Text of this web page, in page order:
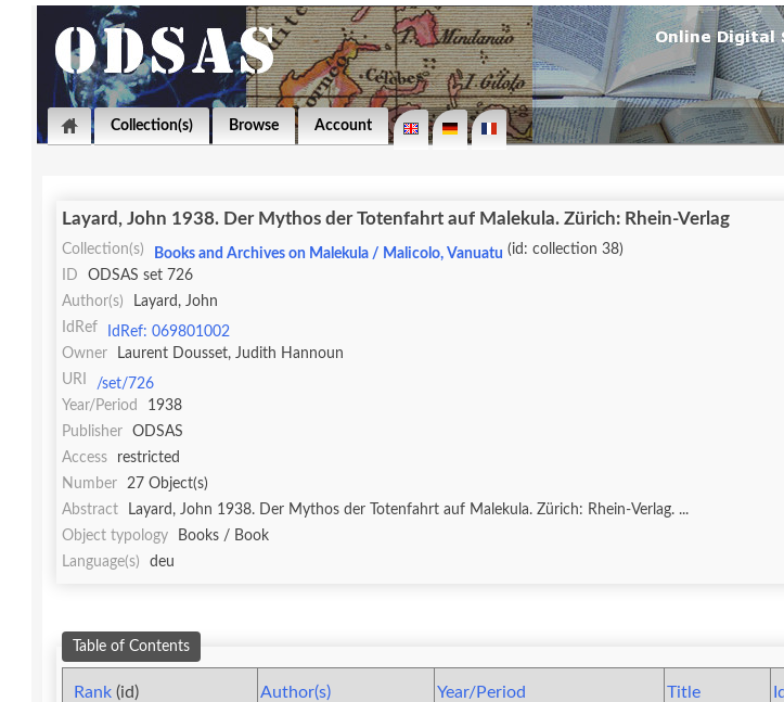
Collection(s) Browse Account
Layard, John 1938. Der Mythos der Totenfahrt auf Malekula. Zürich: Rhein-Verlag
Collection(s) Books and Archives on Malekula / Malicolo, Vanuatu (id: collection 38)
ID
ODSAS set 726
Author(s)
Layard, John
IdRef
IdRef: 069801002
Owner
Laurent Dousset, Judith Hannoun
URI
/set/726
Year/Period
1938
Publisher
ODSAS
Access
restricted
Number
27 Object(s)
Abstract
Layard, John 1938. Der Mythos der Totenfahrt auf Malekula. Zürich: Rhein-Verlag. ...
Object typology
Books / Book
Language(s)
deu
Table of Contents
Rank(id) Author(s) Year/Period Title